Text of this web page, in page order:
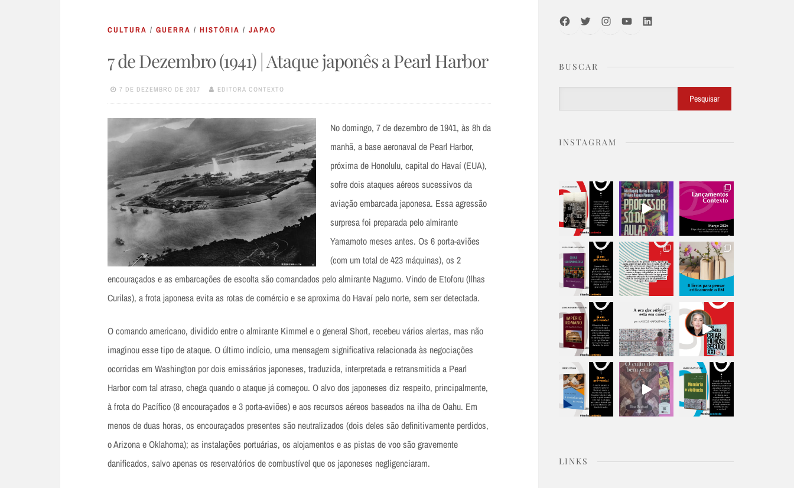
CULTURA / GUERRA / HISTÓRIA / JAPAO
7 de Dezembro (1941) | Ataque japonês a Pearl Harbor
7 DE DEZEMBRO DE 2017 EDITORA CONTEXTO
No domingo, 7 de dezembro de 1941, às 8h da
manhã, a base aeronaval de Pearl Harbor,
próxima de Honolulu, capital do Havaí (EUA),
sofre dois ataques aéreos sucessivos da
aviação embarcada japonesa. Essa agressão
surpresa foi preparada pelo almirante
Yamamoto meses antes. Os 6 porta-aviões
(com um total de 423 máquinas), os 2
encouraçados e as embarcações de escolta são comandados pelo almirante Nagumo. Vindo de Etoforu (Ilhas
Curilas), a frota japonesa evita as rotas de comércio e se aproxima do Havaí pelo norte, sem ser detectada.
O comando americano, dividido entre o almirante Kimmel e o general Short, recebeu vários alertas, mas não
imaginou esse tipo de ataque. O último indício, uma mensagem significativa relacionada às negociações
ocorridas em Washington por dois emissários japoneses, traduzida, interpretada e retransmitida a Pearl
Harbor com tal atraso, chega quando o ataque já começou. O alvo dos japoneses diz respeito, principalmente,
à frota do Pacífico (8 encouraçados e 3 porta-aviões) e aos recursos aéreos baseados na ilha de Oahu. Em
menos de duas horas, os encouraçados presentes são neutralizados (dois deles são definitivamente perdidos,
o Arizona e Oklahoma); as instalações portuárias, os alojamentos e as pistas de voo são gravemente
danificados, salvo apenas os reservatórios de combustível que os japoneses negligenciaram.
FacebookTwitterInstagramYoutubeLinkedIn
BUSCAR
Pesquisar
INSTAGRAM
LINKS